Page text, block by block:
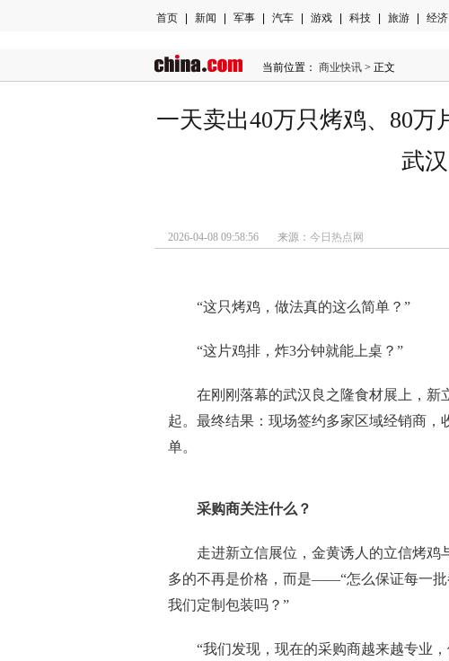
首页 新闻 军事 汽车 游戏 科技 旅游 经济
当前位置： 商业快讯 > 正文
一天卖出40万只烤鸡、80
武
2026-04-08 09:58:56 来源： 今日热点网
“这只烤鸡，做法真的这么简单？”
“这片鸡排，炸3分钟就能上桌？”
在刚刚落幕的武汉良之隆食材展上，新
起。最终结果：现场签约多家区域经销商
单。
采购商关注什么？
走进新立信展位，金黄诱人的立信烤
多的不再是价格，而是——“怎么保证每一批
我们定制包装吗？”
“我们发现，现在的采购商越来越专业